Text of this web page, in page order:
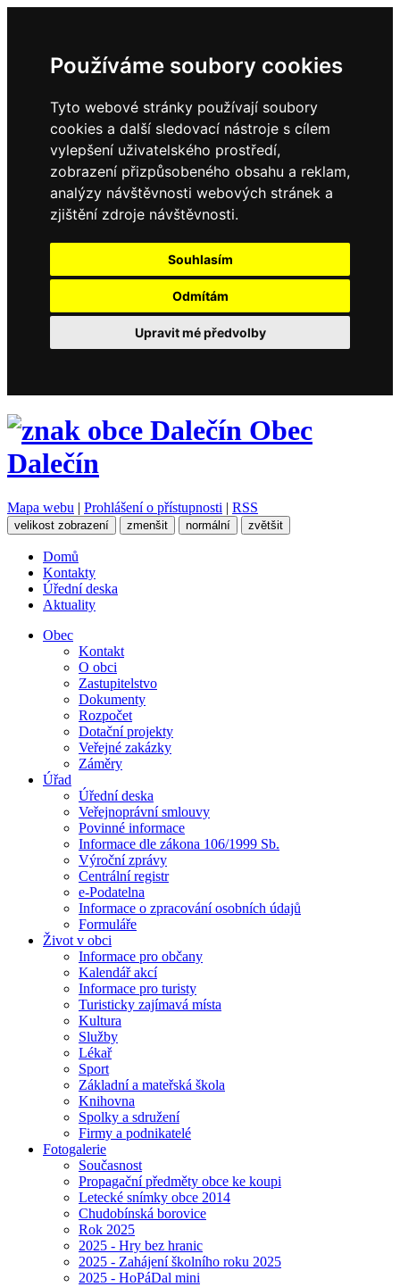
Používáme soubory cookies
Tyto webové stránky používají soubory
cookies a další sledovací nástroje s cílem
vylepšení uživatelského prostředí,
zobrazení přizpůsobeného obsahu a reklam,
analýzy návštěvnosti webových stránek a
zjištění zdroje návštěvnosti.
Souhlasím
Odmítám
Upravit mé předvolby
Obec
Dalečín
Mapa webu | Prohlášení o přístupnosti | RSS
velikost zobrazení zmenšit normální zvětšit
Domů
Kontakty
Úřední deska
Aktuality
Obec
Kontakt
O obci
Zastupitelstvo
Dokumenty
Rozpočet
Dotační projekty
Veřejné zakázky
Záměry
Úřad
Úřední deska
Veřejnoprávní smlouvy
Povinné informace
Informace dle zákona 106/1999 Sb.
Výroční zprávy
Centrální registr
e-Podatelna
Informace o zpracování osobních údajů
Formuláře
Život v obci
Informace pro občany
Kalendář akcí
Informace pro turisty
Turisticky zajímavá místa
Kultura
Služby
Lékař
Sport
Základní a mateřská škola
Knihovna
Spolky a sdružení
Firmy a podnikatelé
Fotogalerie
Současnost
Propagační předměty obce ke koupi
Letecké snímky obce 2014
Chudobínská borovice
Rok 2025
2025 - Hry bez hranic
2025 - Zahájení školního roku 2025
2025 - HoPáDal mini